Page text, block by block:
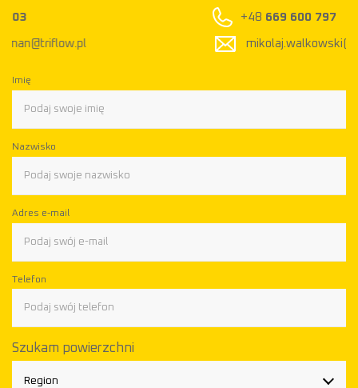
mikolaj.walkowski@triflow.pl
Imię
Nazwisko
Adres e-mail
Telefon
Szukam powierzchni
Region